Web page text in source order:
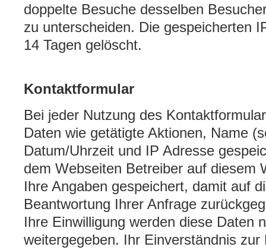
doppelte Besuche desselben
zu unterscheiden. Die gespeicherten
14 Tagen gelöscht.
Kontaktformular
Bei jeder Nutzung des
Daten wie getätigte Aktionen, Name
Datum/Uhrzeit und IP Adresse
dem Webseiten Betreiber auf diesem
Ihre Angaben gespeichert, damit auf
Beantwortung Ihrer Anfrage
Ihre Einwilligung werden diese Daten
weitergegeben. Ihr Einverständnis